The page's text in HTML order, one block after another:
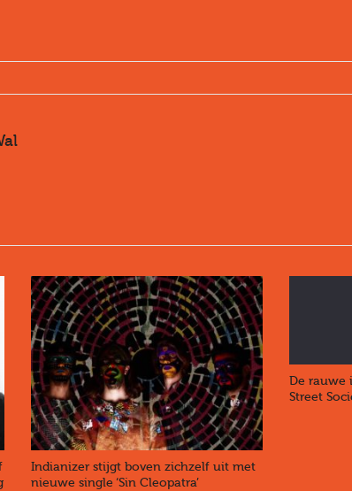
Indianizer stijgt boven zichzelf uit met
nieuwe single ‘Sin Cleopatra’
De rauwe
Street